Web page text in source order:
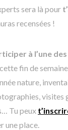
sera là pour
recensées !
à l’une
cette fin de
nature,
visites
Tu peux
une place.